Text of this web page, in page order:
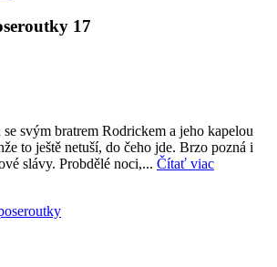
17
svým bratrem Rodrickem a jeho kapelou
to ještě netuší, do čeho jde. Brzo pozná i
slávy. Probdělé noci,... Čítať viac